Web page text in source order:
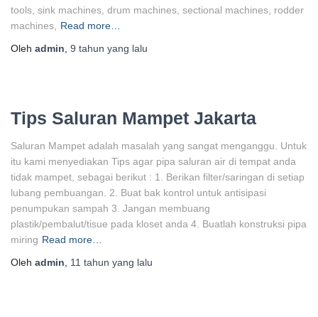
tools, sink machines, drum machines, sectional machines, rodder
machines,
Read more…
Oleh admin 9 tahun yang lalu
Tips Saluran Mampet Jakarta
Saluran Mampet adalah masalah yang sangat menganggu. Untuk
itu kami menyediakan Tips agar pipa saluran air di tempat anda
tidak mampet, sebagai berikut : 1. Berikan filter/saringan di setiap
lubang pembuangan. 2. Buat bak kontrol untuk antisipasi
penumpukan sampah 3. Jangan membuang
plastik/pembalut/tisue pada kloset anda 4. Buatlah konstruksi pipa
miring Read more…
Oleh admin 11 tahun yang lalu